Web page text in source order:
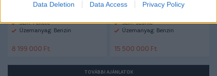
Data Deletion Data Access Privacy Policy
Szín: Fekete
Üzemanyag: Benzin
8 199 000 Ft
Szín: Szürke
Üzemanyag: Benzin
15 500 000 Ft
TOVÁBBI AJÁNLATOK